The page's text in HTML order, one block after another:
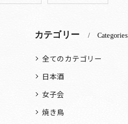
カテゴリー Categories
全てのカテゴリー
日本酒
女子会
焼き鳥